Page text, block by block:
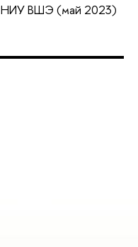
НИУ ВШЭ (май 2023)